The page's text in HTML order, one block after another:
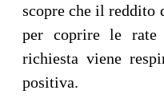
scopre che il reddito
per coprire le rate
richiesta viene
positiva.